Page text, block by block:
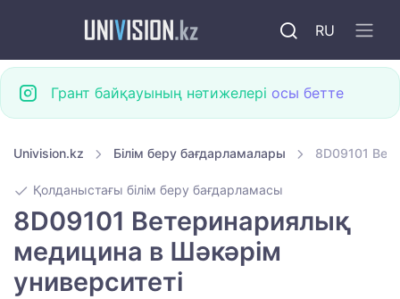
RU
Грант байқауының нәтижелері осы бетте
Univision.kz Білім беру бағдарламалары 8D09101
Қолданыстағы білім беру бағдарламасы
8D09101 Ветеринариялық
медицина в Шәкәрім
университеті